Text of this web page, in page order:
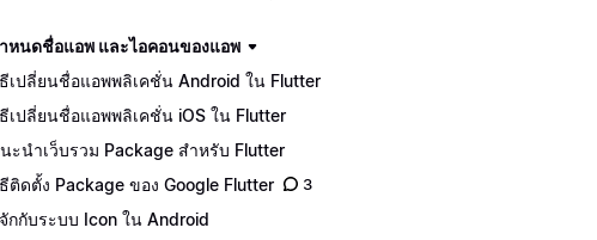
หนดชื่อแอพ และไอคอนของแอพ
เปลี่ยนชื่อแอพพลิเคชั่น Android ใน Flutter
เปลี่ยนชื่อแอพพลิเคชั่น iOS ใน Flutter
ะนำเว็บรวม Package สำหรับ Flutter
ติดตั้ง Package ของ Google Flutter
3
กกับระบบ Icon ใน Android